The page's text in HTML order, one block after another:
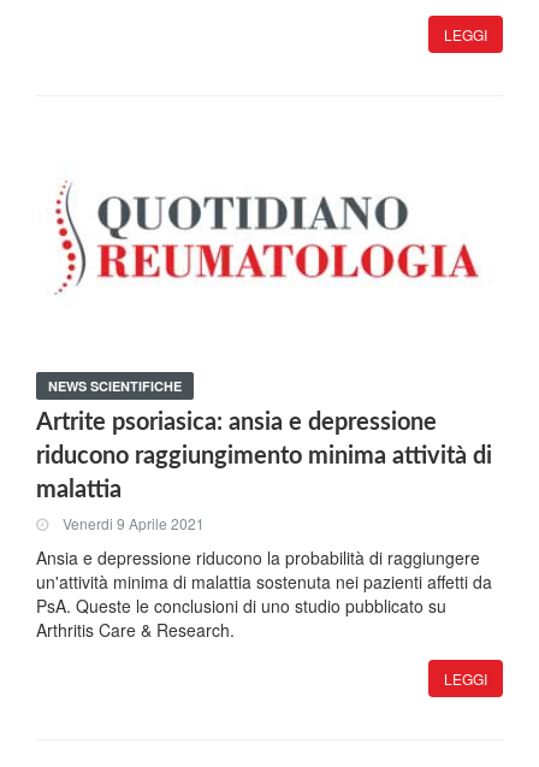
LEGGI
NEWS SCIENTIFICHE
Artrite psoriasica: ansia e depressione
riducono raggiungimento minima attività di
malattia
Venerdi 9 Aprile 2021
Ansia e depressione riducono la probabilità di raggiungere
un'attività minima di malattia sostenuta nei pazienti affetti da
PsA. Queste le conclusioni di uno studio pubblicato su
Arthritis Care & Research.
LEGGI